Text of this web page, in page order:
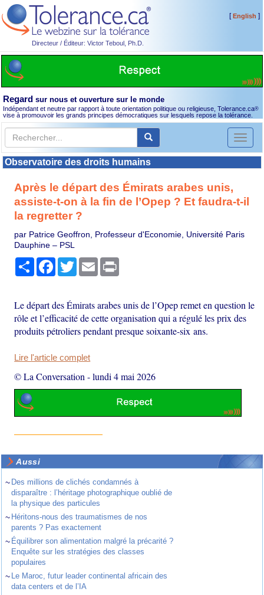
Directeur / Éditeur: Victor Teboul, Ph.D.
[English ]
Regard sur nous et ouverture sur le monde
Indépendant et neutre par rapport à toute orientation politique ou religieuse, Tolerance.ca®
vise à promouvoir les grands principes démocratiques sur lesquels repose la tolérance.
Toggle
Observatoire des droits humains
Après le départ des Émirats arabes unis,
assiste-t-on à la fin de l’Opep ? Et faudra-t-il
la regretter ?
par Patrice Geoffron, Professeur d'Economie, Université Paris
Dauphine – PSL
PartagerFacebook
TwitterEmail
Le départ des Émirats arabes unis de l’Opep remet en question le
rôle et l’efficacité de cette organisation qui a régulé les prix des
produits pétroliers pendant presque soixante-six ans.
Lire l'article complet
© La Conversation -lundi 4 mai 2026
Aussi
~ Des millions de clichés condamnés à
disparaître : l’héritage photographique oublié de
la physique des particules
~ Héritons-nous des traumatismes de nos
parents ? Pas exactement
~ Équilibrer son alimentation malgré la précarité ?
Enquête sur les stratégies des classes
populaires
~ Le Maroc, futur leader continental africain des
data centers et de l’IA